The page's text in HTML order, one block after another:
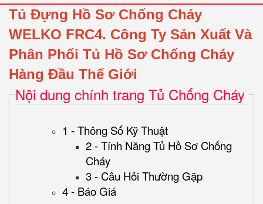
Tủ Đựng Hồ Sơ Chống Cháy
WELKO FRC4. Công Ty Sản Xuất Và
Phân Phối Tủ Hồ Sơ Chống Cháy
Hàng Đầu Thế Giới
Nội dung chính trang Tủ Chống Cháy
1 - Thông Số Kỹ Thuật
2 - Tính Năng Tủ Hồ Sơ Chống
Cháy
3 - Câu Hỏi Thường Gặp
4 - Báo Giá